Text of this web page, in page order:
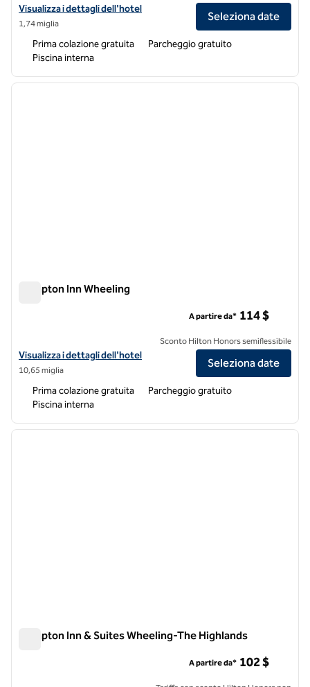
Visualizza i dettagli dell'hotel Hampton Inn & Suites St. Clairsville
Visualizza i dettagli dell'hotel
1,74 miglia
Seleziona date
Prima colazione gratuita
Parcheggio gratuito
Piscina interna
1 di 12
Hampton Inn Wheeling
Visualizza i dettagli dell'hotel Hampton Inn Wheeling
Visualizza i dettagli dell'hotel
10,65 miglia
A partire da* 114 $
Sconto Hilton Honors semiflessibile
Seleziona date
Prima colazione gratuita
Parcheggio gratuito
Piscina interna
1 di 12
Hampton Inn & Suites Wheeling-The Highlands
A partire da* 102 $